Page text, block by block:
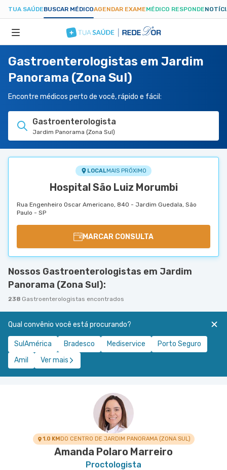
TUA SAÚDEBUSCAR MÉDICOAGENDAR EXAMEMÉDICO RESPONDE
ESPECIALIDADES
HOSPITAIS
TUASAUDE.COM
Gastroenterologistas em Jardim
Panorama (Zona Sul)
Encontre médicos perto de você, rápido e fácil:
Gastroenterologista
Jardim Panorama (Zona Sul)
LOCALMAIS PRÓXIMO
Hospital São Luiz Morumbi
Rua Engenheiro Oscar Americano, 840 - Jardim Guedala, São
Paulo - SP
MARCAR CONSULTA
Nossos Gastroenterologistas em Jardim
Panorama (Zona Sul):
238 Gastroenterologistas encontrados
Qual convênio você está procurando?
SulAmérica Bradesco Mediservice
Porto Seguro
Amil
Ver mais
1.0 KMDO CENTRO DE JARDIM PANORAMA (ZONA SUL)
Amanda Polaro Marreiro
Proctologista